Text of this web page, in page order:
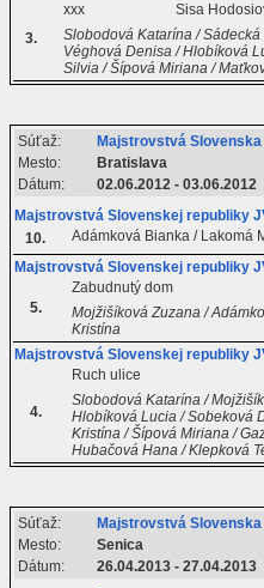
3.
xxx
Sisa
Slobodová Katarína /
Véghová Denisa / Hlobíková
Silvia / Šípová Miriana /
Súťaž:
Majstrovstvá Slovenska
Mesto:
Bratislava
Dátum:
02.06.2012 - 03.06.2012
Majstrovstvá Slovenskej republiky
10.
Adámková Bianka / Lakomá
Majstrovstvá Slovenskej republiky
5.
Zabudnutý dom
Mojžišíková Zuzana /
Kristína
Majstrovstvá Slovenskej republiky
4.
Ruch ulice
Slobodová Katarína /
Hlobíková Lucia / Sobeková
Kristína / Šípová Miriana /
Hubačová Hana / Klepková
Súťaž:
Majstrovstvá Slovenska
Mesto:
Senica
Dátum:
26.04.2013 - 27.04.2013